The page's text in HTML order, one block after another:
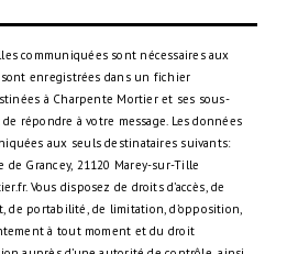
communiquées sont nécessaires aux
enregistrées dans un fichier
à Charpente Mortier et ses sous-
répondre à votre message. Les données
aux seuls destinataires suivants:
Grancey, 21120 Marey-sur-Tille
Vous disposez de droits d’accès, de
de portabilité, de limitation, d’opposition,
à tout moment et du droit